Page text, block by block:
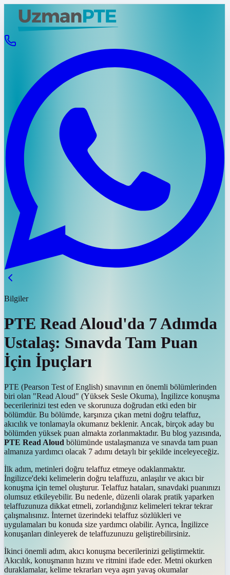
Bilgiler
PTE Read Aloud'da 7 Adımda
Ustalaş: Sınavda Tam Puan
İçin İpuçları
PTE (Pearson Test of English) sınavının en önemli bölümlerinden
biri olan "Read Aloud" (Yüksek Sesle Okuma), İngilizce konuşma
becerilerinizi test eden ve skorunuza doğrudan etki eden bir
bölümdür. Bu bölümde, karşınıza çıkan metni doğru telaffuz,
akıcılık ve tonlamayla okumanız beklenir. Ancak, birçok aday bu
bölümden yüksek puan almakta zorlanmaktadır. Bu blog yazısında,
PTE Read Aloud bölümünde ustalaşmanıza ve sınavda tam puan
almanıza yardımcı olacak 7 adımı detaylı bir şekilde inceleyeceğiz.
İlk adım, metinleri doğru telaffuz etmeye odaklanmaktır.
İngilizce'deki kelimelerin doğru telaffuzu, anlaşılır ve akıcı bir
konuşma için temel oluşturur. Telaffuz hataları, sınavdaki puanınızı
olumsuz etkileyebilir. Bu nedenle, düzenli olarak pratik yaparken
telaffuzunuza dikkat etmeli, zorlandığınız kelimeleri tekrar tekrar
çalışmalısınız. İnternet üzerindeki telaffuz sözlükleri ve
uygulamaları bu konuda size yardımcı olabilir. Ayrıca, İngilizce
konuşanları dinleyerek de telaffuzunuzu geliştirebilirsiniz.
İkinci önemli adım, akıcı konuşma becerilerinizi geliştirmektir.
Akıcılık, konuşmanın hızını ve ritmini ifade eder. Metni okurken
duraklamalar, kelime tekrarları veya aşırı yavaş okumalar